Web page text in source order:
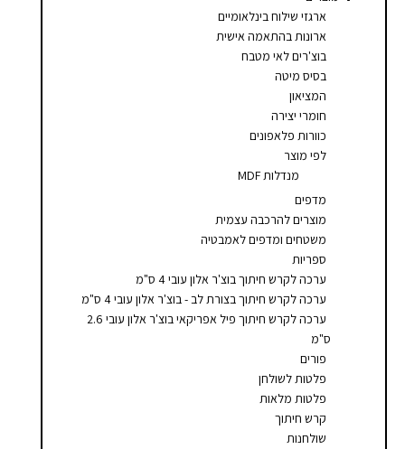
סמן קישורים
ארגזי שילוח בינלאומיים
ארונות בהתאמה אישית
בוצ'רים לאי מטבח
בסיס מיטה
המציאון
חומרי יצירה
כוורות פלאפונים
לפי מוצר
מנדלות MDF
מדפים
מוצרים להרכבה עצמית
משטחים ומדפים לאמבטיה
ספריות
ערכה לקרש חיתוך בוצ'ר אלון עובי 4 ס"מ
ערכה לקרש חיתוך בצורת לב - בוצ'ר אלון עובי 4 ס"מ
ערכה לקרש חיתוך פיל אפריקאי בוצ'ר אלון עובי 2.6
ס"מ
פורים
פלטות לשולחן
פלטות מלאות
קרש חיתוך
שולחנות